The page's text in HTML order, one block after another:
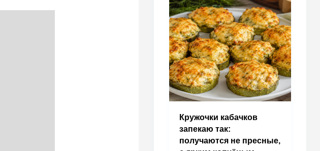
Кружочки кабачков
запекаю так:
получаются не пресные,